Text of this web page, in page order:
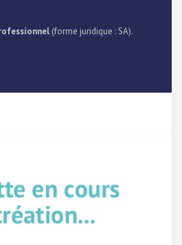
(forme juridique : SA).